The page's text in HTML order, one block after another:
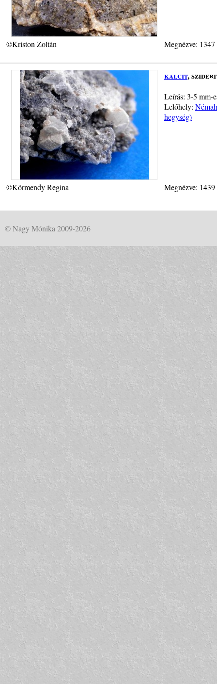
©Kriston Zoltán Megnézve:
kalcit,
Leírás: 3-5 mm-
Lelőhely:
hegység)
©Körmendy Regina Megnézve:
© Nagy Mónika 2009-2026